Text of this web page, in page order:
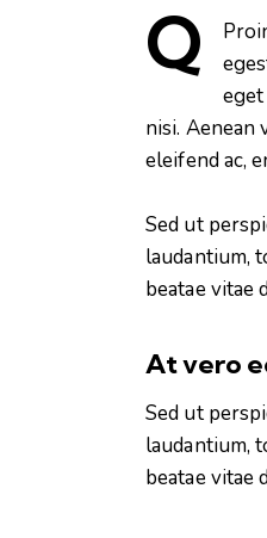
Q
nisi.
eleifend ac,
Sed ut
laudantium,
beatae vitae
At vero
Sed ut
laudantium,
beatae vitae